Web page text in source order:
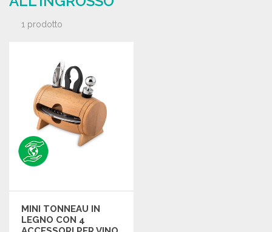
1 prodotto
MINI TONNEAU IN
LEGNO CON 4